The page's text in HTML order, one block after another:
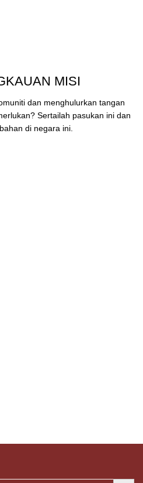
MISI
dan menghulurkan tangan
Sertailah pasukan ini dan
di negara ini.